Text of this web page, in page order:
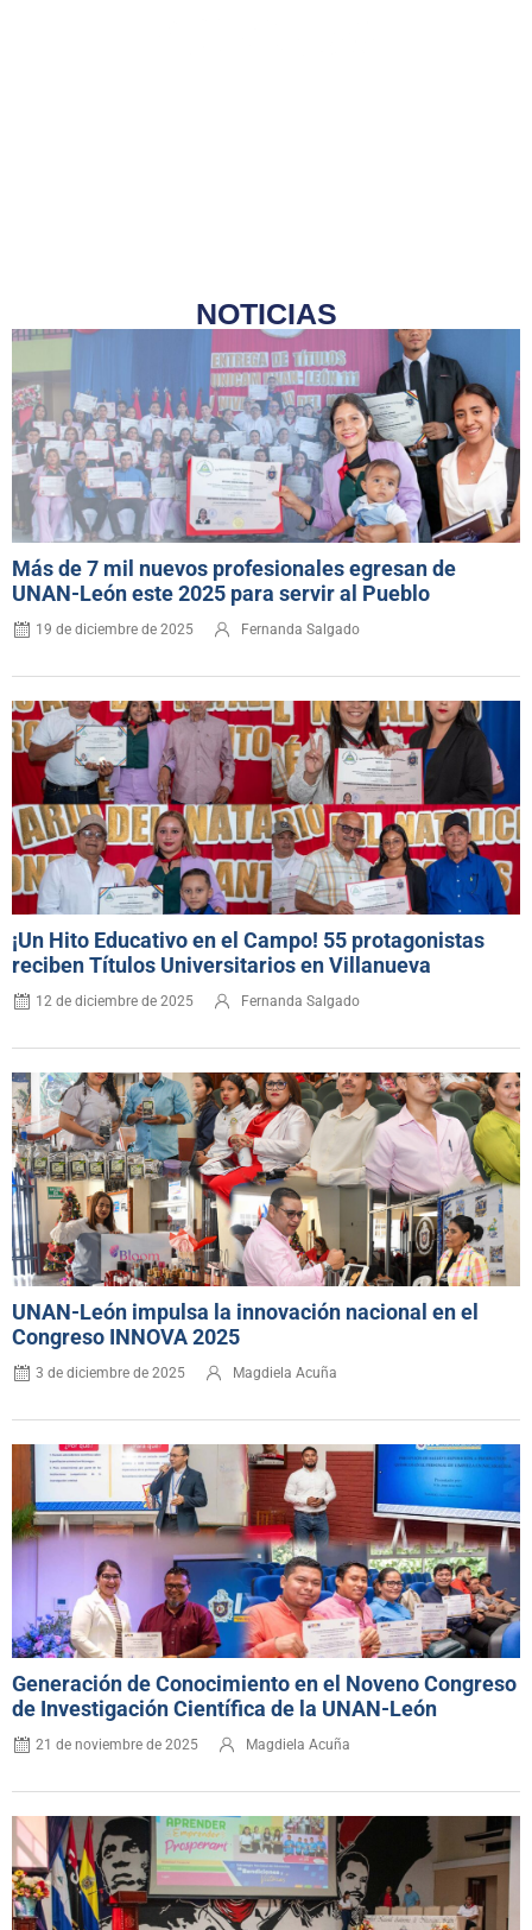
NOTICIAS
Más de 7 mil nuevos profesionales egresan de
UNAN-León este 2025 para servir al Pueblo
19 de diciembre de 2025 Fernanda Salgado
¡Un Hito Educativo en el Campo! 55 protagonistas
reciben Títulos Universitarios en Villanueva
12 de diciembre de 2025 Fernanda Salgado
UNAN-León impulsa la innovación nacional en el
Congreso INNOVA 2025
3 de diciembre de 2025 Magdiela Acuña
Generación de Conocimiento en el Noveno Congreso
de Investigación Científica de la UNAN-León
21 de noviembre de 2025 Magdiela Acuña